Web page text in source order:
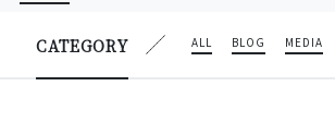
CATEGORY ALL BLOG MEDIA